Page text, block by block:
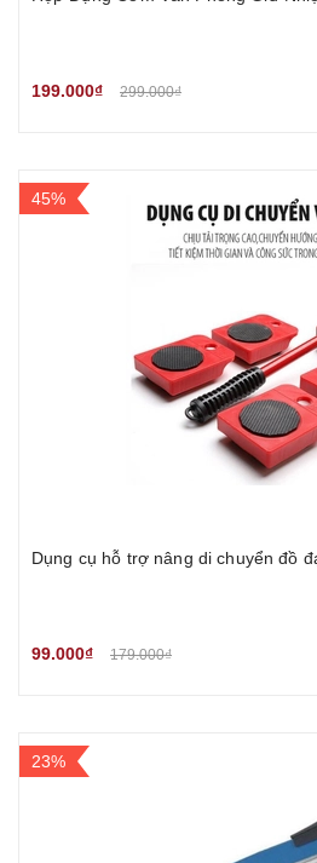
199.000₫ 299.000₫
45%
Dụng cụ hỗ trợ nâng di chuyển đồ
99.000₫ 179.000₫
23%